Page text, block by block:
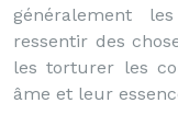
généralement
ressentir des
les torturer les
âme et leur